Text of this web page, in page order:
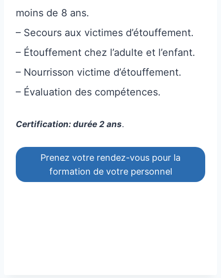
moins de 8 ans.
– Secours aux victimes d’étouffement.
– Étouffement chez l’adulte et l’enfant.
– Nourrisson victime d’étouffement.
– Évaluation des compétences.
Certification: durée 2 ans.
Prenez votre rendez-vous pour la
formation de votre personnel